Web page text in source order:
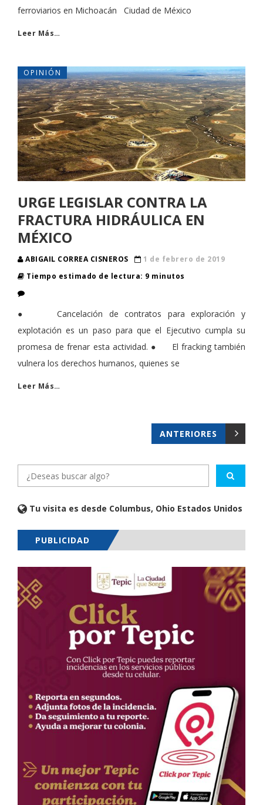
ferroviarios en Michoacán Ciudad de México
Leer Más…
OPINIÓN
URGE LEGISLAR CONTRA LA
FRACTURA HIDRÁULICA EN
MÉXICO
ABIGAIL CORREA CISNEROS
1 de febrero de 2019
Tiempo estimado de lectura: 9 minutos
● Cancelación de contratos para exploración y
explotación es un paso para que el Ejecutivo cumpla su
promesa de frenar esta actividad. ● El fracking también
vulnera los derechos humanos, quienes se
Leer Más…
ANTERIORES
Tu visita es desde Columbus, Ohio Estados Unidos
PUBLICIDAD